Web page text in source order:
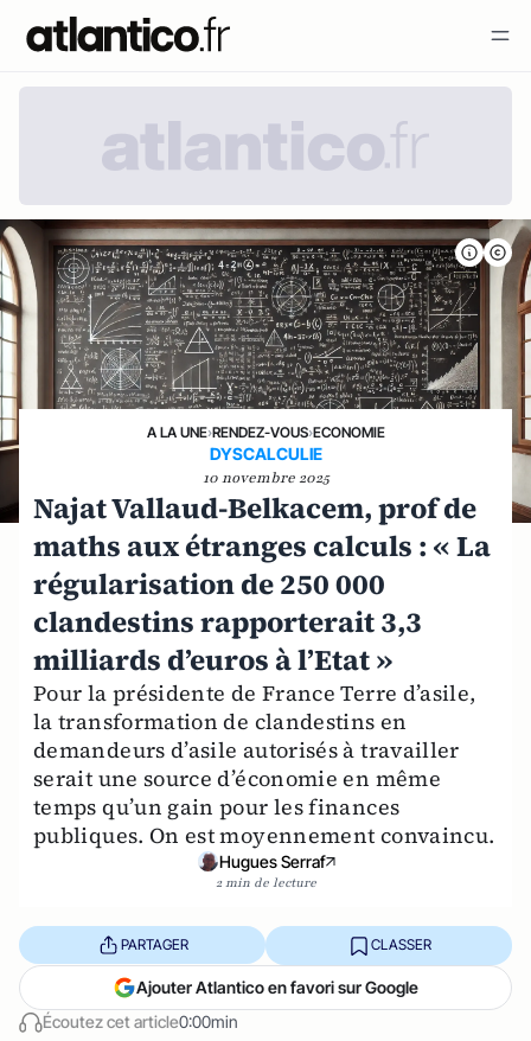
A LA UNE›RENDEZ-VOUS›ECONOMIE
DYSCALCULIE
10 novembre 2025
Najat Vallaud-Belkacem, prof de
maths aux étranges calculs : « La
régularisation de 250 000
clandestins rapporterait 3,3
milliards d’euros à l’Etat »
Pour la présidente de France Terre d’asile,
la transformation de clandestins en
demandeurs d’asile autorisés à travailler
serait une source d’économie en même
temps qu’un gain pour les finances
publiques. On est moyennement convaincu.
Hugues Serraf
2 min de lecture
Écoutez cet article0:00min
PARTAGER CLASSER
Ajouter Atlantico en favori sur Google